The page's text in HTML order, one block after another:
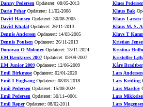
Danny Pedersen Opdateret: 08/05-2013
Dario PeharOpdateret: 11/02-2008
David Hansen Opdateret: 30/08-2005
David KhalafOpdateret: 26/11-2013
Dennis Andersen Opdateret: 14/03-2005
Dennis Poulsen Opdateret: 26/11-2013
Donovan O MoloneyOpdateret: 15/11-2024
EM Bænkpres 2007Opdateret: 03/09-2007
EM Junior 2009Opdateret: 12/06-2009
Emil BirkmoseOpdateret: 02/01-2020
Emil I FuglsangOpdateret: 08/03-2018
Emil Pedersen Opdateret: 15/08-2024
Emil Pedersen Opdateret: 30/11--0001
Emil RøperOpdateret: 08/02-2011
Klaes
Klaus Bak
Klaus Larsen
Klaus M. S.
Klavs T
Kristian
Kristina
Kristoffer
Kåre
Lars Andersen
Lars Keiding
Lars Mardov
Lars
Lars